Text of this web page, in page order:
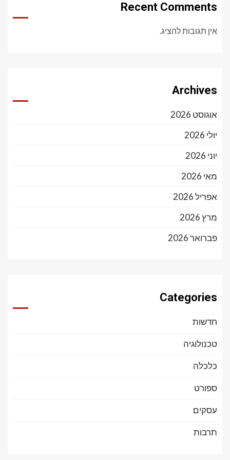
Recent Comments
אין תגובות להציג.
Archives
אוגוסט 2026
יולי 2026
יוני 2026
מאי 2026
אפריל 2026
מרץ 2026
פברואר 2026
Categories
חדשות
טכנולוגיה
כלכלה
ספורט
עסקים
תרבות